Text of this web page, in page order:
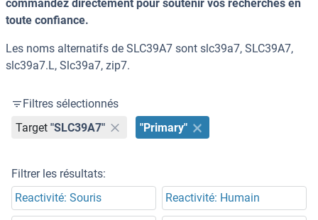
commandez directement pour soutenir vos recherches en
toute confiance.
Les noms alternatifs de SLC39A7 sont slc39a7, SLC39A7,
slc39a7.L, Slc39a7, zip7.
Filtres sélectionnés
Target "SLC39A7" "Primary"
Filtrer les résultats:
Reactivité: Souris
Reactivité: Humain